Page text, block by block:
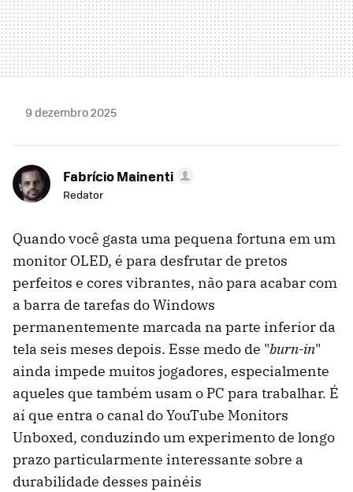
9 dezembro 2025
Fabrício Mainenti
Redator
Quando você gasta uma pequena fortuna em um
monitor OLED, é para desfrutar de pretos
perfeitos e cores vibrantes, não para acabar com
a barra de tarefas do Windows
permanentemente marcada na parte inferior da
tela seis meses depois. Esse medo de "burn-in"
ainda impede muitos jogadores, especialmente
aqueles que também usam o PC para trabalhar. É
aí que entra o canal do YouTube Monitors
Unboxed, conduzindo um experimento de longo
prazo particularmente interessante sobre a
durabilidade desses painéis